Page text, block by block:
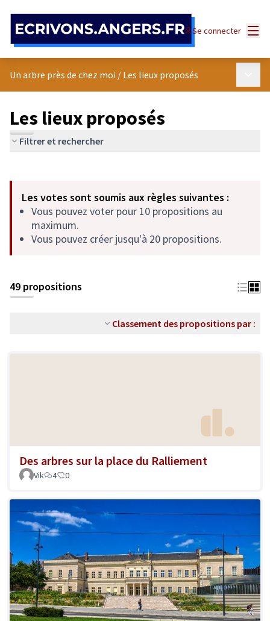
Se connecter
Un arbre près de chez moi / Les lieux proposés
Les lieux proposés
Filtrer et rechercher
−
Les votes sont soumis aux règles suivantes :
Vous pouvez voter pour 10 propositions au
maximum.
Vous pouvez créer jusqu'à 20 propositions.
49 propositions
Classement des propositions par :
Des arbres sur la place du Ralliement
Vik 4 0